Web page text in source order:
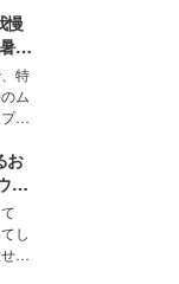
モ
対
外
リ
っ
慢
さ
特
ム
ラ
美
ー
ご
お
ォ
アし
な